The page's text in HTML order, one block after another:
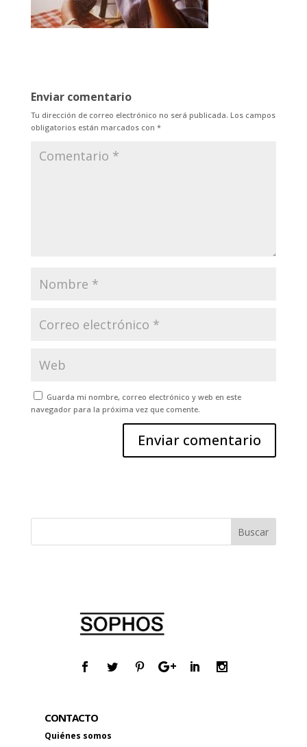
Enviar comentario
Tu dirección de correo electrónico no será publicada. Los campos
obligatorios están marcados con *
Guarda mi nombre, correo electrónico y web en este
navegador para la próxima vez que comente.
CONTACTO
Quiénes somos